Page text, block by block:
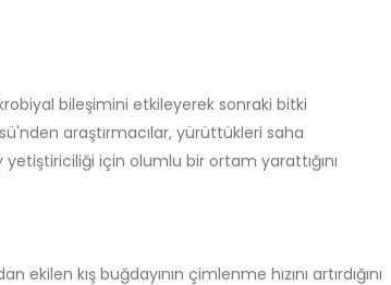
bileşimini etkileyerek sonraki bitki
araştırmacılar, yürüttükleri saha
için olumlu bir ortam yarattığını
kış buğdayının çimlenme hızını artırdığını